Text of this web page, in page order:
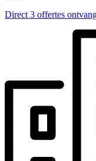
Direct 3 offertes